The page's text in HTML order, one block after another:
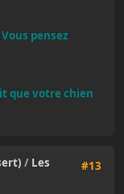
pensez
que votre chien
#13
/ Les